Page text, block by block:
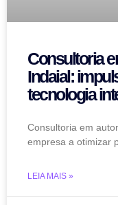
Consultoria
Indaial:
tecnologia
Consultoria em
empresa a otimizar
LEIA MAIS »